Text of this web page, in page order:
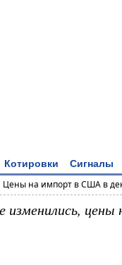
Котировки Сигналы
Цены на импорт в США в
цены